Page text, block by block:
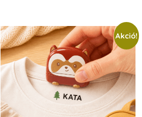
Akció!